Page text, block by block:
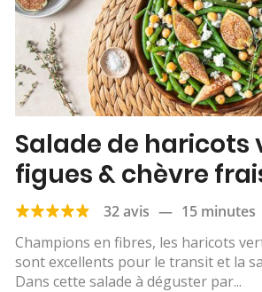
Salade de haricots
figues & chèvre
32 avis — 15 minutes
Champions en fibres, les haricots
sont excellents pour le transit et la
Dans cette salade à déguster par...